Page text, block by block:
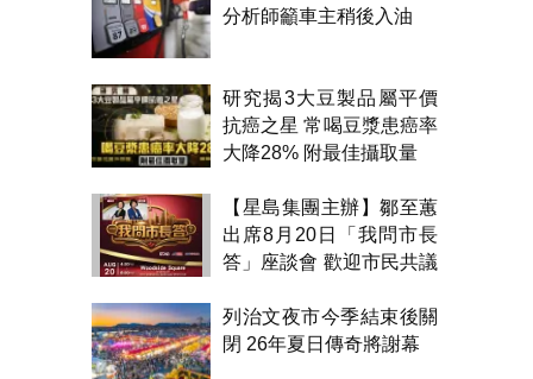
分析師籲車主稍後入油
研究揭3大豆製品屬平價
抗癌之星 常喝豆漿患癌率
大降28% 附最佳攝取量
【星島集團主辦】鄒至蕙
出席8月20日「我問市長
答」座談會 歡迎市民共議
列治文夜市今季結束後關
閉 26年夏日傳奇將謝幕